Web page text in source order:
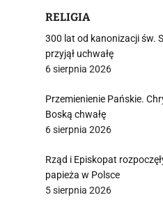
RELIGIA
300 lat od kanonizacji św.
przyjął uchwałę
6 sierpnia 2026
Przemienienie Pańskie.
Boską chwałę
6 sierpnia 2026
Rząd i Episkopat
papieża w Polsce
5 sierpnia 2026